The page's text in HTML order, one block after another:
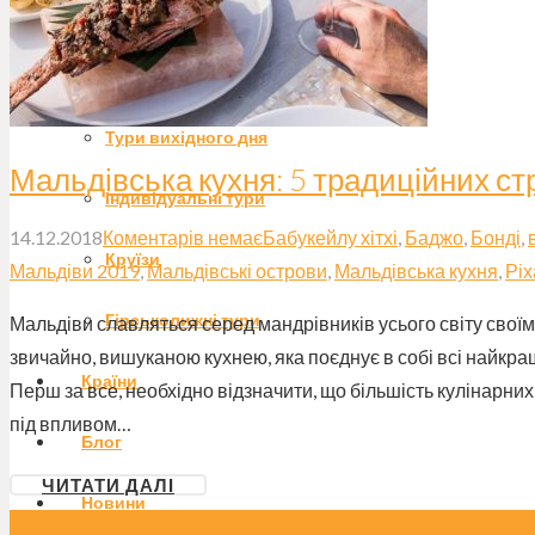
Екстремальні тури
Гастро-тури
Тури вихідного дня
Індивідуальні тури
Круїзи
Гірськолижні тури
Країни
Блог
Новини
Мальдівська кухня: 5 традиційних
14.12.2018Коментарів немаєБабукейлу хітхі, Баджо, Бонді,
Мальдіви 2019,Мальдівські острови, Мальдівська кухня,
Мальдіви славляться серед мандрівників усього світу
звичайно, вишуканою кухнею, яка поєднує в собі всі
Перш за все, необхідно відзначити, що більшість
під впливом…
ЧИТАТИ ДАЛІ